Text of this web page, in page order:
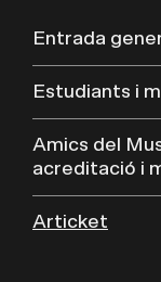
Entrada
Estudiants i
Amics del
acreditació i
Articket